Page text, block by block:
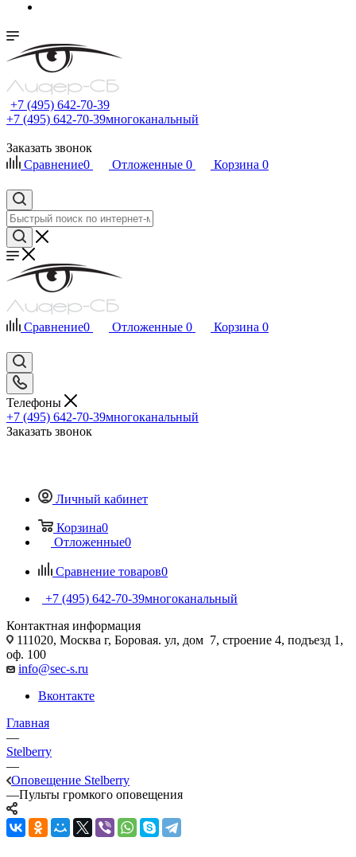
+7 (495) 642-70-39
+7 (495) 642-70-39многоканальный
Заказать звонок
Сравнение0 Отложенные 0 Корзина 0
Сравнение0 Отложенные 0 Корзина 0
Телефоны
+7 (495) 642-70-39многоканальный
Заказать звонок
Личный кабинет
Корзина0
Отложенные0
Сравнение товаров0
+7 (495) 642-70-39многоканальный
Контактная информация
111020, Москва г, Боровая. ул, дом 7, строение 4, подъезд 1,
оф. 100
info@sec-s.ru
Вконтакте
Главная
—
Stelberry
—
Оповещение Stelberry
—Пульты громкого оповещения